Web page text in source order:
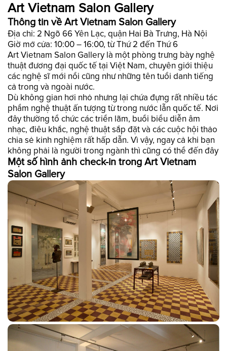
Art Vietnam Salon Gallery
Thông tin về Art Vietnam Salon Gallery
Địa chỉ: 2 Ngõ 66 Yên Lạc, quận Hai Bà Trưng, Hà Nội
Giờ mở cửa: 10:00 – 16:00, từ Thứ 2 đến Thứ 6
Art Vietnam Salon Gallery là một phòng trưng bày nghệ
thuật đương đại quốc tế tại Việt Nam, chuyên giới thiệu
các nghệ sĩ mới nổi cũng như những tên tuổi danh tiếng
cả trong và ngoài nước.
Dù không gian hơi nhỏ nhưng lại chứa đựng rất nhiều tác
phẩm nghệ thuật ấn tượng từ trong nước lẫn quốc tế. Nơi
đây thường tổ chức các triển lãm, buổi biểu diễn âm
nhạc, điêu khắc, nghệ thuật sắp đặt và các cuộc hội thảo
chia sẻ kinh nghiệm rất hấp dẫn. Vì vậy, ngay cả khi bạn
không phải là người trong ngành thì cũng có thể đến đây
Một số hình ảnh check-in trong Art Vietnam
Salon Gallery